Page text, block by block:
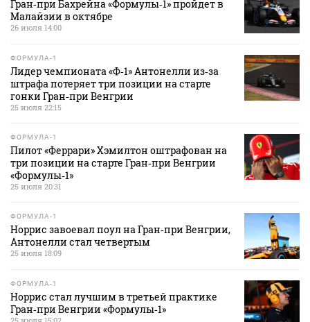
Гран‑при Бахрейна «Формулы‑1» пройдет в
Малайзии в октябре
26 июля 14:00
ФОРМУЛА-1
Лидер чемпионата «Ф‑1» Антонелли из‑за
штрафа потеряет три позиции на старте
гонки Гран‑при Венгрии
25 июля 22:15
ФОРМУЛА-1
Пилот «Феррари» Хэмилтон оштрафован на
три позиции на старте Гран‑при Венгрии
«Формулы‑1»
25 июля 20:31
ФОРМУЛА-1
Норрис завоевал поул на Гран‑при Венгрии,
Антонелли стал четвертым
25 июля 18:09
ФОРМУЛА-1
Норрис стал лучшим в третьей практике
Гран‑при Венгрии «Формулы‑1»